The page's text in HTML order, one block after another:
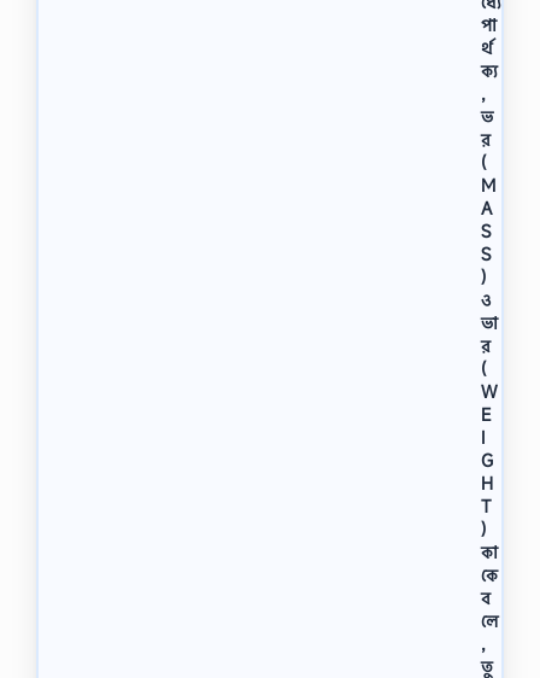
পা
র্থ
ক্য
,
ভ
র
(
M
A
S
S
)
ও
ভা
র
(
W
E
I
G
H
T
)
কা
কে
ব
লে
,
তু